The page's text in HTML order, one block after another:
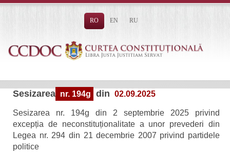
RO EN RU
Sesizarea nr. 194g din 02.09.2025
Sesizarea nr. 194g din 2 septembrie 2025 privind
excepția de neconstituționalitate a unor prevederi din
Legea nr. 294 din 21 decembrie 2007 privind partidele
politice